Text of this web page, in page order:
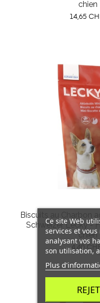
chien
Prix
14,65
Biscuits au Charbon
Schweizer Lecky -
chien
Prix
4,40
Ce site Web
services et
analysant vos
son utilisation,
Plus